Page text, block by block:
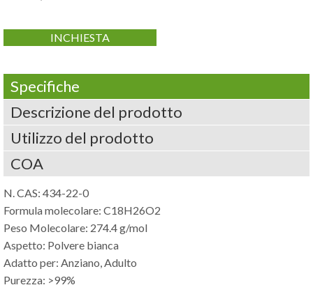
INCHIESTA
Specifiche
Descrizione del prodotto
Utilizzo del prodotto
COA
N. CAS: 434-22-0
Formula molecolare: C18H26O2
Peso Molecolare: 274.4 g/mol
Aspetto: Polvere bianca
Adatto per: Anziano, Adulto
Purezza: >99%